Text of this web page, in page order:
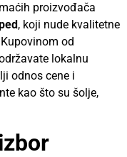
proizvođača
, koji nude kvalitetne
od
lokalnu
odnos cene i
kao što su šolje,